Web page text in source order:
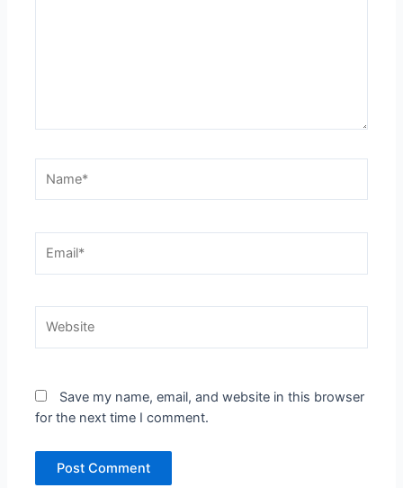
Save my name, email, and website in this browser
for the next time I comment.